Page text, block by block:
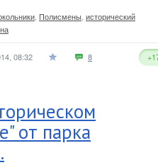
Полисмены исторический
08:32 8
от парка